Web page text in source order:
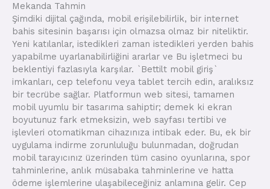
Mekanda Tahmin
Şimdiki dijital çağında, mobil erişilebilirlik, bir internet
bahis sitesinin başarısı için olmazsa olmaz bir niteliktir.
Yeni katılanlar, istedikleri zaman istedikleri yerden bahis
yapabilme uyarlanabilirliğini ararlar ve Bu işletmeci bu
beklentiyi fazlasıyla karşılar. `Bettilt mobil giriş`
imkanları, cep telefonu veya tablet tercih edin, aralıksız
bir tecrübe sağlar. Platformun web sitesi, tamamen
mobil uyumlu bir tasarıma sahiptir; demek ki ekran
boyutunuz fark etmeksizin, web sayfası tertibi ve
işlevleri otomatikman cihazınıza intibak eder. Bu, ek bir
uygulama indirme zorunluluğu bulunmadan, doğrudan
mobil tarayıcınız üzerinden tüm casino oyunlarına, spor
tahminlerine, anlık müsabaka tahminlerine ve hatta
ödeme işlemlerine ulaşabileceğiniz anlamına gelir. Cep